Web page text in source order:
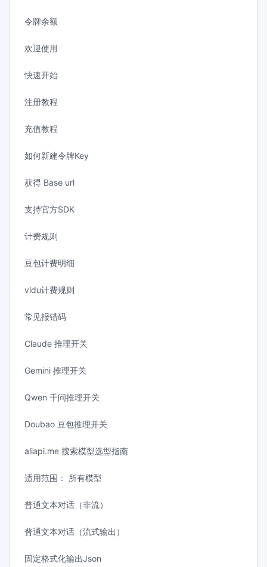
令牌余额
欢迎使用
快速开始
注册教程
充值教程
如何新建令牌Key
获得 Base url
支持官方SDK
计费规则
豆包计费明细
vidu计费规则
常见报错码
Claude 推理开关
Gemini 推理开关
Qwen 千问推理开关
Doubao 豆包推理开关
aliapi.me 搜索模型选型指南
适用范围： 所有模型
普通文本对话（非流）
普通文本对话（流式输出）
固定格式化输出Json